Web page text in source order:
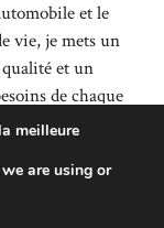
et le
vie, je mets un
et un
de chaque
meilleure
are using or